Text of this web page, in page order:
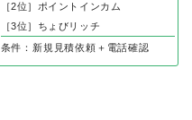
［2位］ポイントインカム
［3位］ちょびリッチ
条件：新規見積依頼＋電話確認